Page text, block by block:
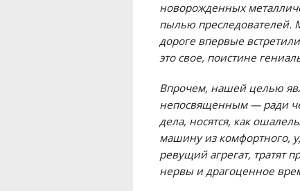
новорожденных
пылью преследователей.
дороге впервые
это свое, поистине
Впрочем, нашей целью
непосвященным — ради
дела, носятся, как
машину из комфортного,
ревущий агрегат, тратят
нервы и драгоценное